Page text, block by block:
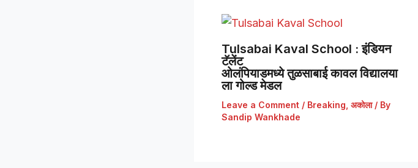
Tulsabai Kaval School : इंडियन
टॅलेंट
ओलंपियाडमध्ये तुळसाबाई कावल विद्यालया
ला गोल्ड मेडल
Leave a Comment / Breaking अकोला/ By
Sandip Wankhade